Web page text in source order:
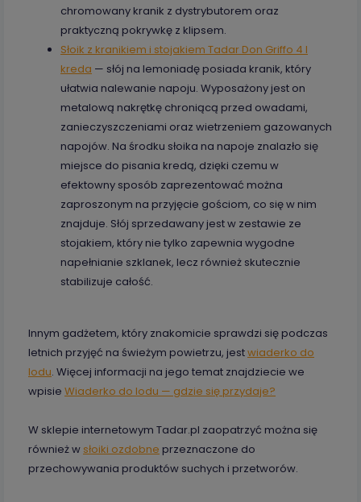
chromowany kranik z dystrybutorem oraz
praktyczną pokrywkę z klipsem.
Słoik z kranikiem i stojakiem Tadar Don Griffo 4 l
kreda — słój na lemoniadę posiada kranik, który
ułatwia nalewanie napoju. Wyposażony jest on
metalową nakrętkę chroniącą przed owadami,
zanieczyszczeniami oraz wietrzeniem gazowanych
napojów. Na środku słoika na napoje znalazło się
miejsce do pisania kredą, dzięki czemu w
efektowny sposób zaprezentować można
zaproszonym na przyjęcie gościom, co się w nim
znajduje. Słój sprzedawany jest w zestawie ze
stojakiem, który nie tylko zapewnia wygodne
napełnianie szklanek, lecz również skutecznie
stabilizuje całość.
Innym gadżetem, który znakomicie sprawdzi się podczas
letnich przyjęć na świeżym powietrzu, jestwiaderko do
lodu. Więcej informacji na jego temat znajdziecie we
wpisie Wiaderko do lodu — gdzie się przydaje?
W sklepie internetowym Tadar.pl zaopatrzyć można się
również w słoiki ozdobne przeznaczone do
przechowywania produktów suchych i przetworów.